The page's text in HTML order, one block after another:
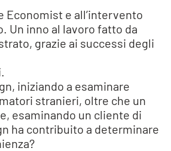
Economist e all’intervento
Un inno al lavoro fatto da
grazie ai successi degli
iniziando a esaminare
stranieri, oltre che un
esaminando un cliente di
ha contribuito a determinare